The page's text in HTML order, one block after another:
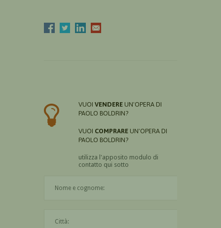
VUOI VENDERE UN'OPERA DI
PAOLO BOLDRIN?
VUOI COMPRARE UN'OPERA DI
PAOLO BOLDRIN?
utilizza l'apposito modulo di
contatto qui sotto